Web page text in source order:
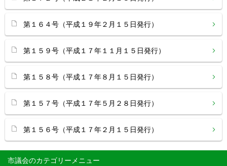
市議会
第１６４号（平成１９年２月１５日発行）
第１５９号（平成１７年１１月１５日発行）
第１５８号（平成１７年８月１５日発行）
第１５７号（平成１７年５月２８日発行）
第１５６号（平成１７年２月１５日発行）